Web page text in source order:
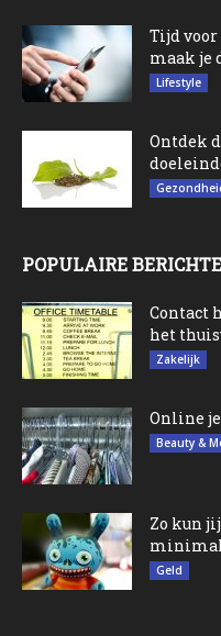
Tijd voor
maak je
Lifestyle
Ontdek
POPULAIRE
Contact
het
Zakelijk
Online
Beauty &
Zo kun
Geld